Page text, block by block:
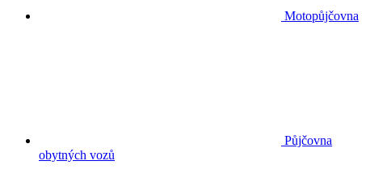
Motopůjčovna
Půjčovna
obytných vozů